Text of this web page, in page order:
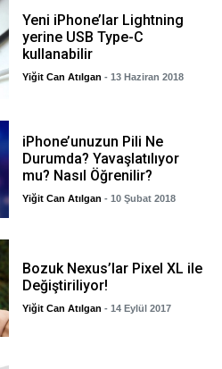
Yeni iPhone’lar Lightning
yerine USB Type-C
kullanabilir
Yiğit Can Atılgan - 13 Haziran 2018
iPhone’unuzun Pili Ne
Durumda? Yavaşlatılıyor
mu? Nasıl Öğrenilir?
Yiğit Can Atılgan - 10 Şubat 2018
Bozuk Nexus’lar Pixel XL ile
Değiştiriliyor!
Yiğit Can Atılgan - 14 Eylül 2017